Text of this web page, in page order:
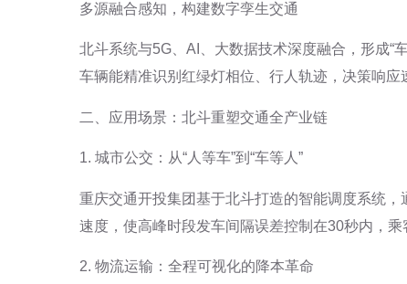
多源融合感知，构建数字孪生交通
北斗系统与5G、AI、大数据技术深度融合，形成“
车辆能精准识别红绿灯相位、行人轨迹，决策响应
二、应用场景：北斗重塑交通全产业链
1. 城市公交：从“人等车”到“车等人”
重庆交通开投集团基于北斗打造的智能调度系统
速度，使高峰时段发车间隔误差控制在30秒内，
2. 物流运输：全程可视化的降本革命